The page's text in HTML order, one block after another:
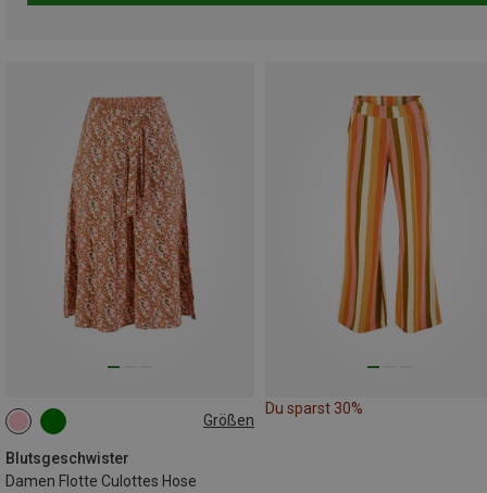
Größen
Blutsgeschwister
Damen Flotte Culottes Hose
S M
Du sparst 30%